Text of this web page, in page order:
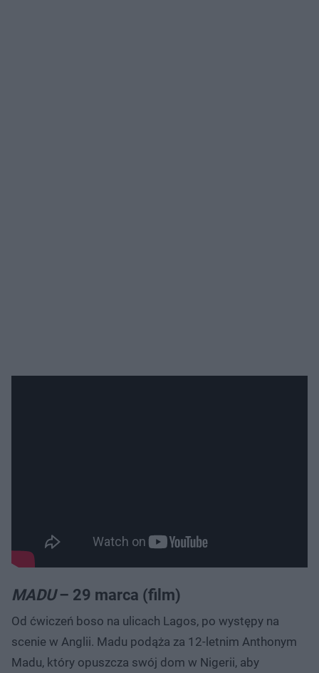
MADU– 29 marca (film)
Od ćwiczeń boso na ulicach Lagos, po występy na
scenie w Anglii. Madu podąża za 12-letnim Anthonym
Madu, który opuszcza swój dom w Nigerii, aby